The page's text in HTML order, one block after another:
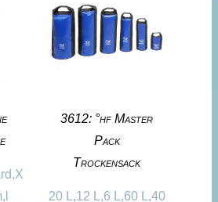
3612: °hf Master
Pack
Trockensack
20 L,12 L,6 L,60 L,40